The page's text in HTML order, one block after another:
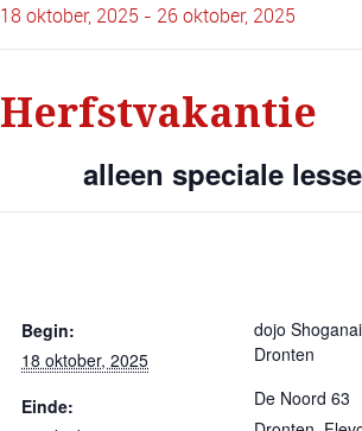
18 oktober, 2025 - 26 oktober, 2025
Herfstvakantie
alleen speciale
Begin:
18 oktober, 2025
Einde:
dojo
Dronten
De Noord 63